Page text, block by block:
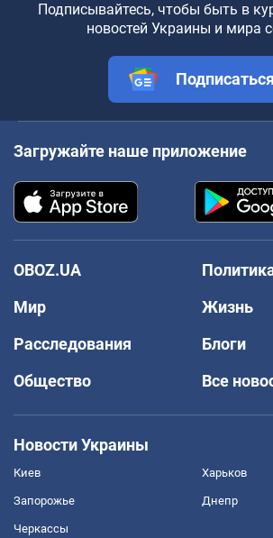
Подписывайтесь, чтобы быть в
новостей Украины и мира
Подписаться
Загружайте наше приложение
OBOZ.UA
Мир
Жизнь
Расследования
Блоги
Общество
Все
Новости Украины
Киев Харьков
Запорожье Днепр
Черкассы